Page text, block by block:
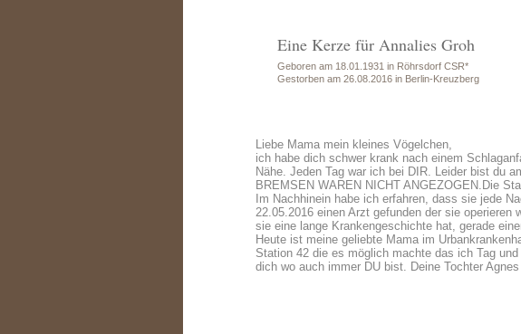
Eine Kerze für Annalies Groh
Geboren am 18.01.1931 in Röhrsdorf CSR*
Gestorben am 26.08.2016 in Berlin-Kreuzberg
Liebe Mama mein kleines Vögelchen,
ich habe dich schwer krank nach einem
Nähe. Jeden Tag war ich bei DIR. Leider bist du
BREMSEN WAREN NICHT ANGEZOGEN.Die
Im Nachhinein habe ich erfahren, dass sie jede
22.05.2016 einen Arzt gefunden der sie
sie eine lange Krankengeschichte hat, gerade
Heute ist meine geliebte Mama im
Station 42 die es möglich machte das ich Tag
dich wo auch immer DU bist. Deine Tochter Agnes